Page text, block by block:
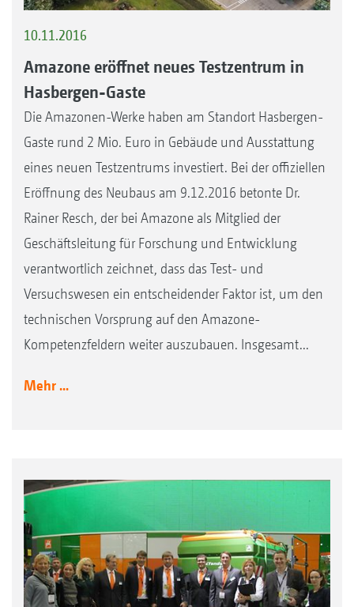
10.11.2016
Amazone eröffnet neues Testzentrum in
Hasbergen-Gaste
Die Amazonen-Werke haben am Standort Hasbergen-
Gaste rund 2 Mio. Euro in Gebäude und Ausstattung
eines neuen Testzentrums investiert. Bei der offiziellen
Eröffnung des Neubaus am 9.12.2016 betonte Dr.
Rainer Resch, der bei Amazone als Mitglied der
Geschäftsleitung für Forschung und Entwicklung
verantwortlich zeichnet, dass das Test- und
Versuchswesen ein entscheidender Faktor ist, um den
technischen Vorsprung auf den Amazone-
Kompetenzfeldern weiter auszubauen. Insgesamt...
Mehr ...